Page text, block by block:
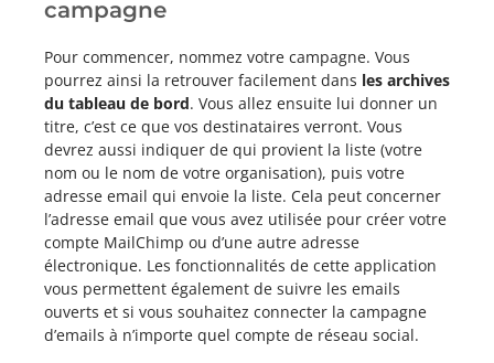
campagne
Pour commencer, nommez votre campagne. Vous
pourrez ainsi la retrouver facilement dans les archives
du tableau de bord. Vous allez ensuite lui donner un
titre, c’est ce que vos destinataires verront. Vous
devrez aussi indiquer de qui provient la liste (votre
nom ou le nom de votre organisation), puis votre
adresse email qui envoie la liste. Cela peut concerner
l’adresse email que vous avez utilisée pour créer votre
compte MailChimp ou d’une autre adresse
électronique. Les fonctionnalités de cette application
vous permettent également de suivre les emails
ouverts et si vous souhaitez connecter la campagne
d’emails à n’importe quel compte de réseau social.